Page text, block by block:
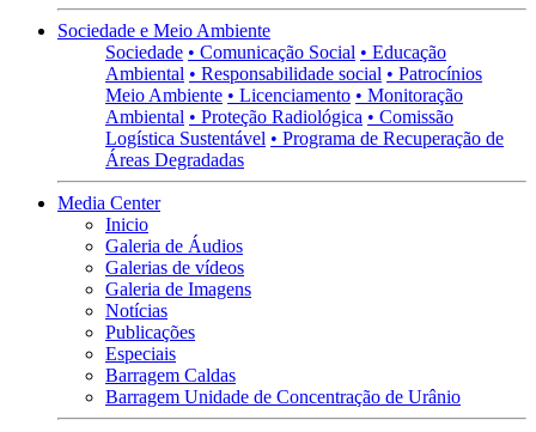
Sociedade e Meio Ambiente
Sociedade • Comunicação Social • Educação
Ambiental • Responsabilidade social • Patrocínios
Meio Ambiente • Licenciamento • Monitoração
Ambiental • Proteção Radiológica • Comissão
Logística Sustentável • Programa de Recuperação de
Áreas Degradadas
Media Center
Inicio
Galeria de Áudios
Galerias de vídeos
Galeria de Imagens
Notícias
Publicações
Especiais
Barragem Caldas
Barragem Unidade de Concentração de Urânio